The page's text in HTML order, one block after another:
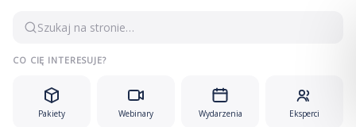
Szukaj na stronie…
CO CIĘ INTERESUJE?
Pakiety Webinary Wydarzenia Eksperci